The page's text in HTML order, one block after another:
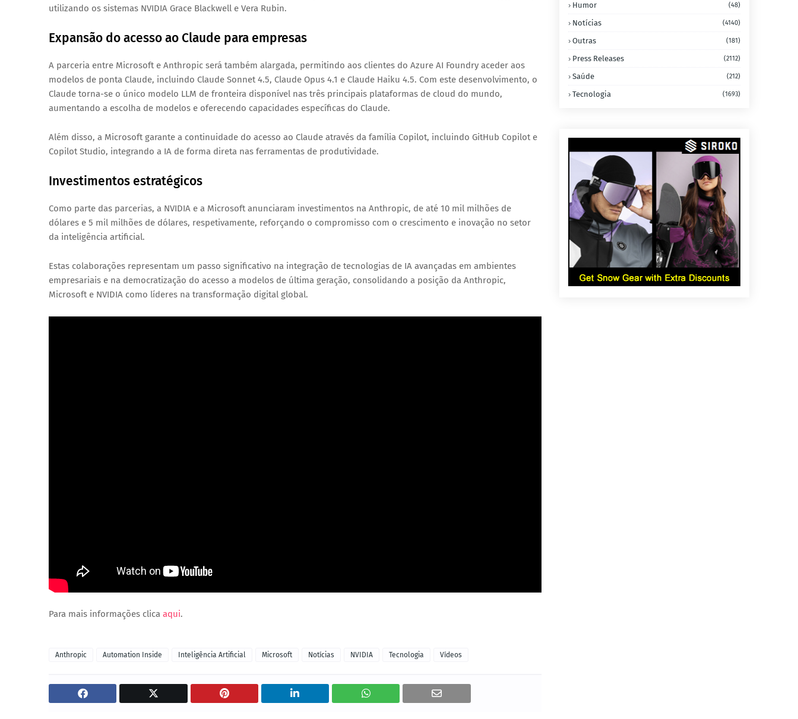
utilizando os sistemas NVIDIA Grace Blackwell e Vera Rubin.
Expansão do acesso ao Claude para empresas
A parceria entre Microsoft e Anthropic será também alargada, permitindo aos clientes do Azure AI Foundry aceder aos
modelos de ponta Claude, incluindo Claude Sonnet 4.5, Claude Opus 4.1 e Claude Haiku 4.5. Com este desenvolvimento, o
Claude torna-se o único modelo LLM de fronteira disponível nas três principais plataformas de cloud do mundo,
aumentando a escolha de modelos e oferecendo capacidades específicas do Claude.
Além disso, a Microsoft garante a continuidade do acesso ao Claude através da família Copilot, incluindo GitHub Copilot e
Copilot Studio, integrando a IA de forma direta nas ferramentas de produtividade.
Investimentos estratégicos
Como parte das parcerias, a NVIDIA e a Microsoft anunciaram investimentos na Anthropic, de até 10 mil milhões de
dólares e 5 mil milhões de dólares, respetivamente, reforçando o compromisso com o crescimento e inovação no setor
da inteligência artificial.
Estas colaborações representam um passo significativo na integração de tecnologias de IA avançadas em ambientes
empresariais e na democratização do acesso a modelos de última geração, consolidando a posição da Anthropic,
Microsoft e NVIDIA como líderes na transformação digital global.
Para mais informações clica aqui.
Anthropic Automation Inside Inteligência Artificial Microsoft Notícias NVIDIA Tecnologia Vídeos
Humor (48)
Notícias (4140)
Outras (181)
Press Releases (2112)
Saúde (212)
Tecnologia (1693)